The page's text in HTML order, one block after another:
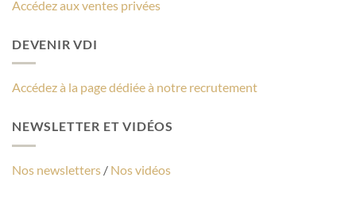
Accédez aux ventes privées
DEVENIR VDI
Accédez à la page dédiée à notre recrutement
NEWSLETTER ET VIDÉOS
Nos newsletters / Nos vidéos